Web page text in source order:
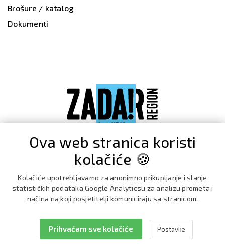
Brošure / katalog
Dokumenti
Ova web stranica koristi
kolačiće 🍪
Kolačiće upotrebljavamo za anonimno prikupljanje i slanje
statističkih podataka Google Analyticsu za analizu prometa i
načina na koji posjetitelji komuniciraju sa stranicom.
Prihvaćam sve kolačiće Postavke